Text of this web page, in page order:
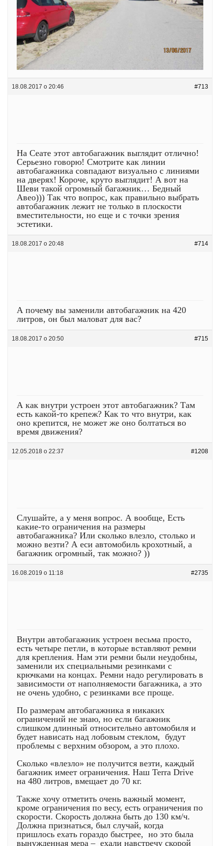
18.08.2017 о 20:46 #713
На Сеате этот автобагажник выглядит отлично!
Серьезно говорю! Смотрите как линии
автобагажника совпадают визуально с линиями
на дверях! Короче, круто выглядит! А вот на
Шеви такой огромный багажник… Бедный
Авео))) Так что вопрос, как правильно выбрать
автобагажник лежит не только в плоскости
вместительности, но еще и с точки зрения
эстетики.
18.08.2017 о 20:48 #714
А почему вы заменили автобагажник на 420
литров, он был маловат для вас?
18.08.2017 о 20:50 #715
А как внутри устроен этот автобагажник? Там
есть какой-то крепеж? Как то что внутри, как
оно крепится, не может же оно болтаться во
время движения?
12.05.2018 о 22:37 #1208
Слушайте, а у меня вопрос. А вообще, Есть
какие-то ограничения на размеры
автобагажника? Или сколько влезло, столько и
можно везти? А еси автомобиль крохотный, а
багажник огромный, так можно? ))
16.08.2019 о 11:18 #2735
Внутри автобагажник устроен весьма просто,
есть четыре петли, в которые вставляют ремни
для крепления. Нам эти ремни были неудобны,
заменили их специальными резинками с
крючками на концах. Ремни надо регулировать в
зависимости от наполняемости багажника, а это
не очень удобно, с резинками все проще.
По размерам автобагажника я никаких
ограничений не знаю, но если багажник
слишком длинный относительно автомобиля и
будет нависать над лобовым стеклом, будут
проблемы с верхним обзором, а это плохо.
Сколько «влезло» не получится везти, каждый
багажник имеет ограничения. Наш Terra Drive
на 480 литров, вмещает до 70 кг.
Также хочу отметить очень важный момент,
кроме ограничения по весу, есть ограничения по
скорости. Скорость должна быть до 130 км/ч.
Должна признаться, был случай, когда
пришлось ехать гораздо быстрее, но это была
вынужденная мера – ехали навстречу скорой